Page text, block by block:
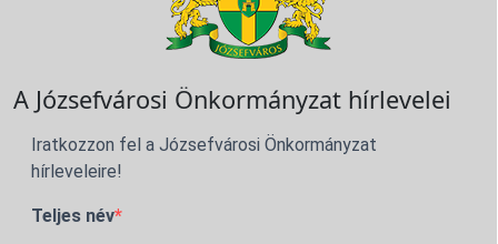
A Józsefvárosi Önkormányzat hírlevelei
Iratkozzon fel a Józsefvárosi Önkormányzat
hírleveleire!
Teljes név